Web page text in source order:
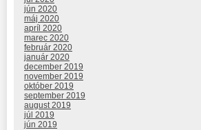
jún 2020
máj 2020
apríl 2020
marec 2020
február 2020
január 2020
december 2019
november 2019
október 2019
september 2019
august 2019
júl 2019
jún 2019